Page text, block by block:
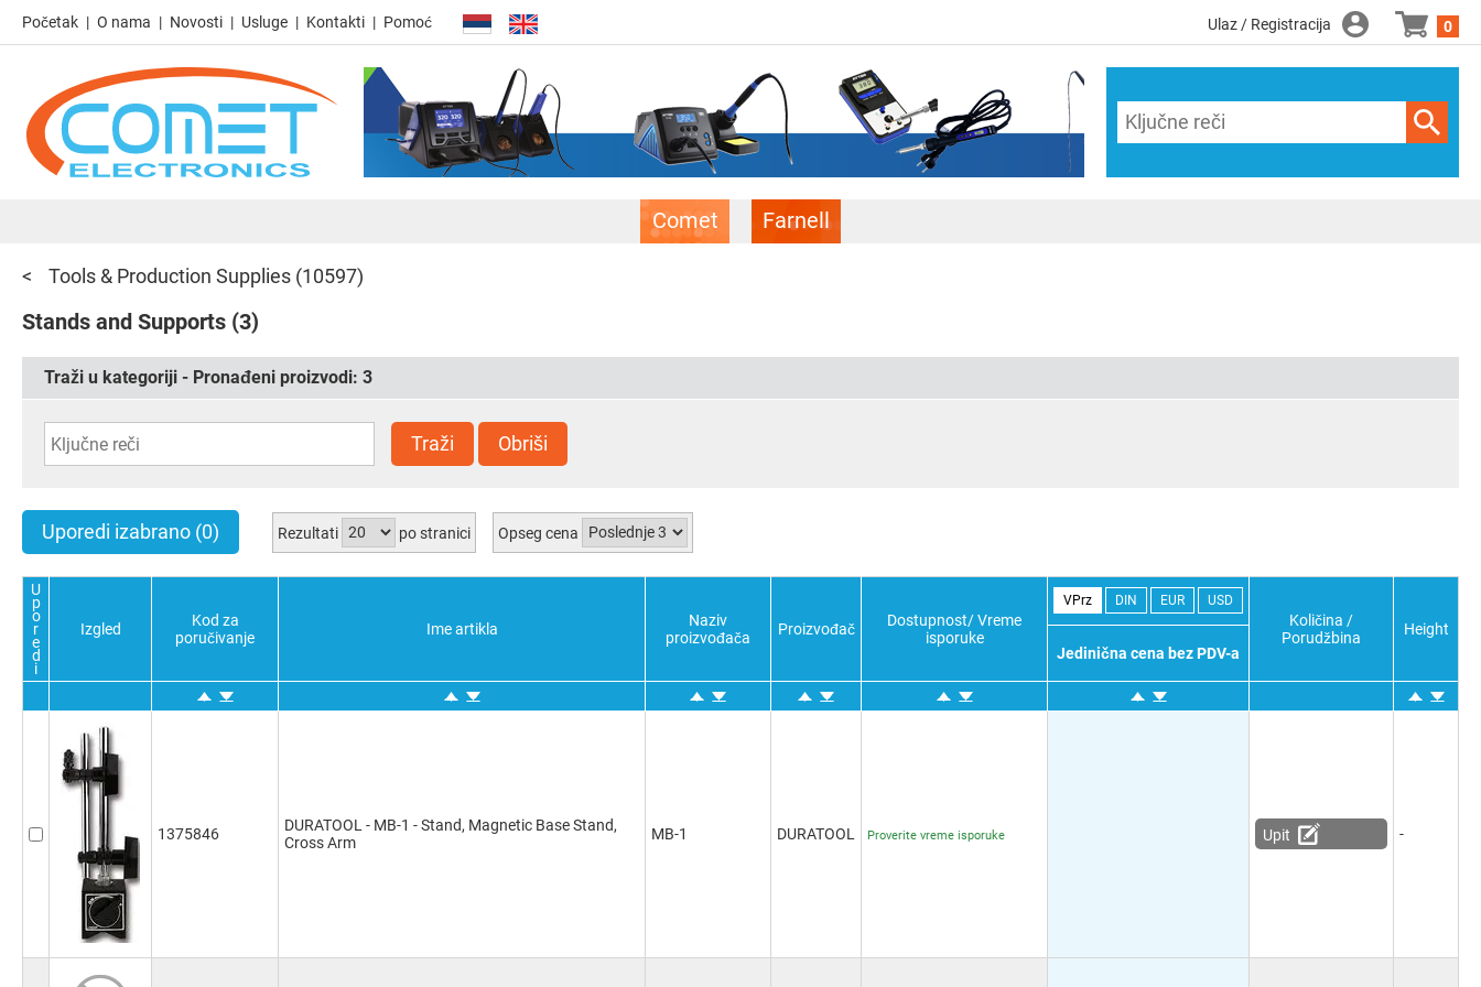
Početak O nama Novosti Usluge Kontakti Pomoć Ulaz / Registracija 0
Comet Farnell
Tools & Production Supplies (10597)
Stands and Supports (3)
Traži u kategoriji - Pronađeni proizvodi: 3
Traži Obriši
Uporedi izabrano (0) Rezultati po stranici Opseg cena
U
p
o
r
e
d
i
Izgled
Kod za
poručivanje
Ime artikla
Naziv
proizvođača
Proizvođač
Dostupnost/ Vreme
isporuke
VPrz DIN EUR USD
Količina /
Porudžbina
Height
Jedinična cena bez PDV-a
1375846
DURATOOL - MB-1 - Stand, Magnetic Base Stand,
Cross Arm
MB-1 DURATOOL Proverite vreme isporuke Upit -